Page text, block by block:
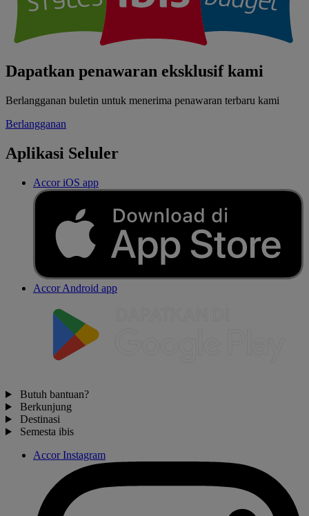
Dapatkan penawaran eksklusif kami
Berlangganan buletin untuk menerima penawaran terbaru kami
Berlangganan
Aplikasi Seluler
Accor iOS app
Accor Android app
Butuh bantuan?
Berkunjung
Destinasi
Semesta ibis
Accor Instagram